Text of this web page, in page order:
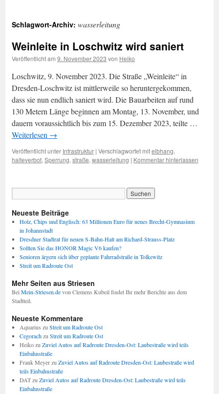
Schlagwort-Archiv: wasserleitung
Weinleite in Loschwitz wird saniert
Veröffentlicht am 9. November 2023 von Heiko
Loschwitz, 9. November 2023. Die Straße „Weinleite“ in
Dresden-Loschwitz ist mittlerweile so heruntergekommen,
dass sie nun endlich saniert wird. Die Bauarbeiten auf rund
130 Metern Länge beginnen am Montag, 13. November, und
dauern voraussichtlich bis zum 15. Dezember 2023, teilte …
Weiterlesen →
Veröffentlicht unter Infrastruktur | Verschlagwortet mitelbhang,
halteverbot, Sperrung, straße, wasserleitung | Kommentar hinterlassen
Neueste Beiträge
Holz, Chips und Englisch: 63 Millionen Euro für neues Brecht-Gymnasium
in Johannstadt
Dresdner Stadtrat für neuen S-Bahn-Halt am Richard-Strauss-Platz
Sollten Sie das HONOR Magic V6 kaufen?
Senioren ärgern sich über geplante Fahrradstraße in Tolkewitz
Streit um Radroute Ost
Mehr Seiten aus Striesen
Bei Mein-Striesen.devon Clemens Kubeil findet Ihr mehr Berichte aus dem
Stadtteil.
Neueste Kommentare
Aquarius zu Streit um Radroute Ost
Cegorachzu Streit um Radroute Ost
Heikozu Zuviel Autos auf Radroute Dresden-Ost: Laubestraße wird teils
Einbahnstraße
Frank Meyerzu Zuviel Autos auf Radroute Dresden-Ost: Laubestraße wird
teils Einbahnstraße
DATzu Zuviel Autos auf Radroute Dresden-Ost: Laubestraße wird teils
Einbahnstraße